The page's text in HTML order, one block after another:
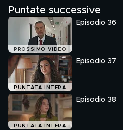
Puntate successive
PROSSIMO VIDEO
Episodio 36
PUNTATA INTERA
Episodio 37
PUNTATA INTERA
Episodio 38